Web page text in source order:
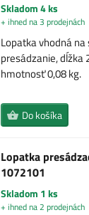
Skladom 4 ks
+ ihned na 3 prodejnách
Lopatka vhodná na
presádzanie, dĺžka
hmotnosť 0,08 kg.
Do košíka
Lopatka
1072101
Skladom 1 ks
+ ihned na 2 prodejnách